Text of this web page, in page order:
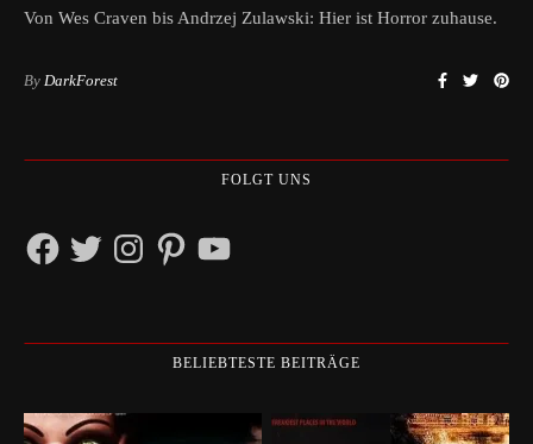
Von Wes Craven bis Andrzej Zulawski: Hier ist Horror zuhause.
By DarkForest
FOLGT UNS
FacebookTwitterInstagramPinterestYouTube
BELIEBTESTE BEITRÄGE